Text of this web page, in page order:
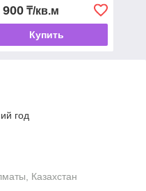
900₸/кв.м
Купить
год
Казахстан